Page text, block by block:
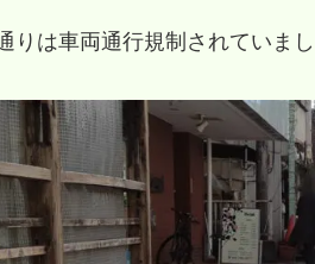
りは車両通行規制されていま